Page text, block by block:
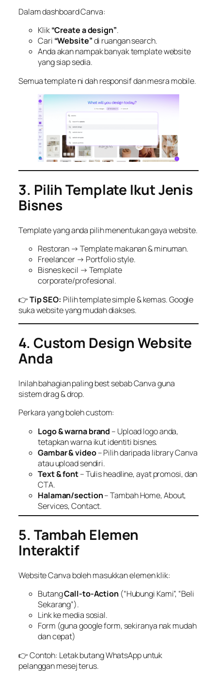
Dalam dashboard Canva:
Klik“Create a design”.
Cari “Website”di ruangan search.
Anda akan nampak banyak template website
yang siap sedia.
Semua template ni dah responsif dan mesra mobile.
3. Pilih Template Ikut Jenis
Bisnes
Template yang anda pilih menentukan gaya website.
Restoran → Template makanan & minuman.
Freelancer → Portfolio style.
Bisnes kecil → Template
corporate/profesional.
👉Tip SEO: Pilih template simple & kemas. Google
suka website yang mudah diakses.
4. Custom Design Website
Anda
Inilah bahagian paling best sebab Canva guna
sistem drag & drop.
Perkara yang boleh custom:
Logo & warna brand – Upload logo anda,
tetapkan warna ikut identiti bisnes.
Gambar & video– Pilih daripada library Canva
atau upload sendiri.
Text & font– Tulis headline, ayat promosi, dan
CTA.
Halaman/section– Tambah Home, About,
Services, Contact.
5. Tambah Elemen
Interaktif
Website Canva boleh masukkan elemen klik:
ButangCall-to-Action(“Hubungi Kami”, “Beli
Sekarang”).
Link ke media sosial.
Form (guna google form, sekiranya nak mudah
dan cepat)
👉 Contoh: Letak butang WhatsApp untuk
pelanggan mesej terus.